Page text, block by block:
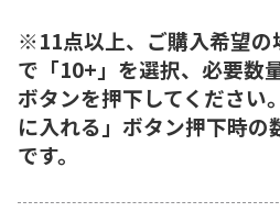
※11点以上、ご購入希望の
で「10+」を選択、必要数
ボタンを押下してください
に入れる」ボタン押下時
です。